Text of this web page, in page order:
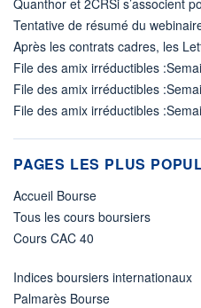
Tentative de résumé du
Après les contrats cadres, les
File des amix irréductibles
File des amix irréductibles
File des amix irréductibles
PAGES LES PLUS
Accueil Bourse
Tous les cours boursiers
Cours CAC 40
Indices boursiers internationaux
Palmarès Bourse